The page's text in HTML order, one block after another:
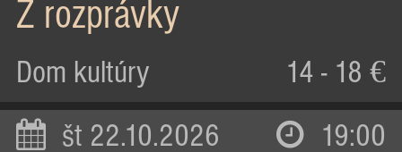
Z rozprávky
Dom kultúry 14 - 18 €
št 22.10.2026 19:00